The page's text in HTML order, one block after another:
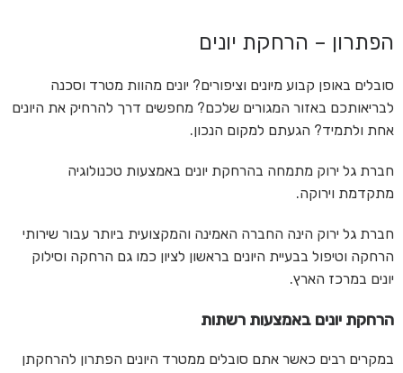
הפתרון – הרחקת יונים
סובלים באופן קבוע מיונים וציפורים? יונים מהוות מטרד וסכנה
לבריאותכם באזור המגורים שלכם? מחפשים דרך להרחיק את היונים
אחת ולתמיד? הגעתם למקום הנכון.
חברת גל ירוק מתמחה בהרחקת יונים באמצעות טכנולוגיה
מתקדמת וירוקה.
חברת גל ירוק הינה החברה האמינה והמקצועית ביותר עבור שירותי
הרחקה וטיפול בבעיית היונים בראשון לציון כמו גם הרחקה וסילוק
יונים במרכז הארץ.
הרחקת יונים באמצעות רשתות
במקרים רבים כאשר אתם סובלים ממטרד היונים הפתרון להרחקתן